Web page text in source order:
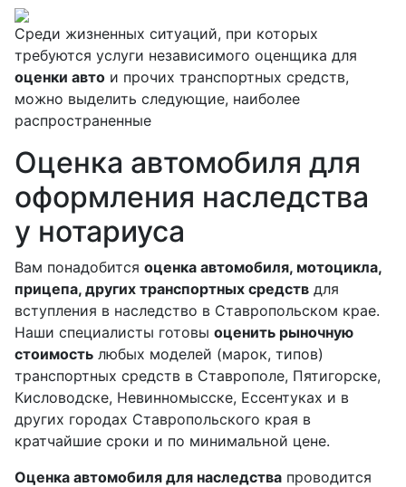
Среди жизненных ситуаций, при которых
требуются услуги независимого оценщика для
оценки авто и прочих транспортных средств,
можно выделить следующие, наиболее
распространенные
Оценка автомобиля для
оформления наследства
у нотариуса
Вам понадобится оценка автомобиля, мотоцикла,
прицепа, других транспортных средств для
вступления в наследство в Ставропольском крае.
Наши специалисты готовы оценить рыночную
стоимость любых моделей (марок, типов)
транспортных средств в Ставрополе, Пятигорске,
Кисловодске, Невинномысске, Ессентуках и в
других городах Ставропольского края в
кратчайшие сроки и по минимальной цене.
Оценка автомобиля для наследства проводится